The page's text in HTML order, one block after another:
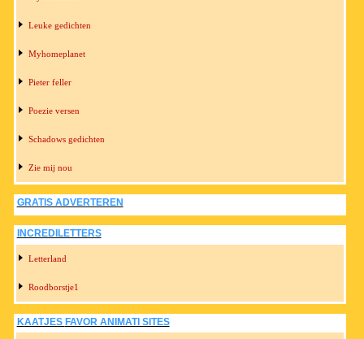
Leuke gedichten
Myhomeplanet
Pieter feller
Poezie versen
Schadows gedichten
Zie mij nou
GRATIS ADVERTEREN
INCREDILETTERS
Letterland
Roodborstje1
KAATJES FAVOR ANIMATI SITES